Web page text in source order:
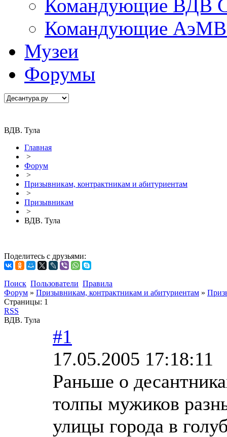
Командующие ВДВ
Командующие АэМВ
Музеи
Форумы
ВДВ. Тула
Главная
>
Форум
>
Призывникам, контрактникам и абитуриентам
>
Призывникам
>
ВДВ. Тула
Поделитесь с друзьями:
Поиск Пользователи Правила
Форум » Призывникам, контрактникам и абитуриентам »
Страницы: 1
RSS
ВДВ. Тула
#1
17.05.2005 17:18:11
Раньше о
толпы мужиков
улицы города в